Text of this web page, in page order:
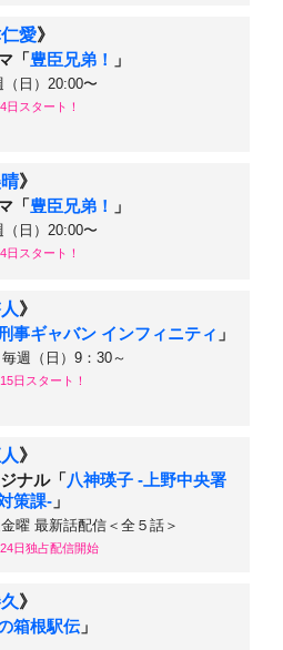
愛》
「 豊臣兄弟！ 」
（日）20:00〜
スタート！
》
「 豊臣兄弟！ 」
（日）20:00〜
スタート！
》
事ギャバン インフィニティ 」
毎週（日）9：30～
日スタート！
》
ナル「 八神瑛子 -上野中央署
策課- 」
曜 最新話配信＜全５話＞
日独占配信開始
》
箱根駅伝 」